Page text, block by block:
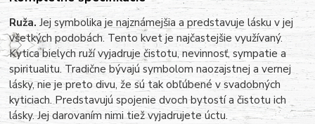
Ruža. Jej symbolika je najznámejšia a predstavuje lásku v jej
všetkých podobách. Tento kvet je najčastejšie využívaný.
Kytica bielych ruží vyjadruje čistotu, nevinnosť, sympatie a
spiritualitu. Tradične bývajú symbolom naozajstnej a vernej
lásky, nie je preto divu, že sú tak obľúbené v svadobných
kyticiach. Predstavujú spojenie dvoch bytostí a čistotu ich
lásky. Jej darovaním nimi tiež vyjadrujete úctu.